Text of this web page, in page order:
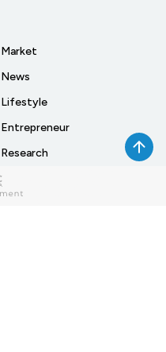
Market
News
Lifestyle
Entrepreneur
Research
Photo